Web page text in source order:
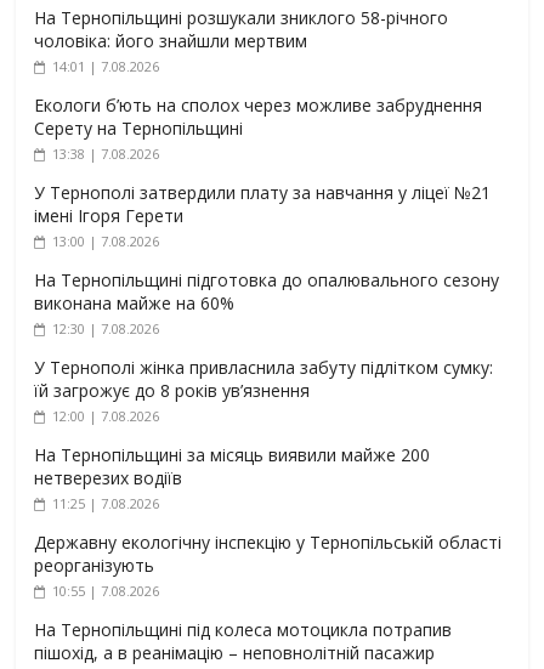
На Тернопільщині розшукали зниклого 58-річного
чоловіка: його знайшли мертвим
14:01 | 7.08.2026
Екологи б’ють на сполох через можливе забруднення
Серету на Тернопільщині
13:38 | 7.08.2026
У Тернополі затвердили плату за навчання у ліцеї №21
імені Ігоря Герети
13:00 | 7.08.2026
На Тернопільщині підготовка до опалювального сезону
виконана майже на 60%
12:30 | 7.08.2026
У Тернополі жінка привласнила забуту підлітком сумку:
їй загрожує до 8 років ув’язнення
12:00 | 7.08.2026
На Тернопільщині за місяць виявили майже 200
нетверезих водіїв
11:25 | 7.08.2026
Державну екологічну інспекцію у Тернопільській області
реорганізують
10:55 | 7.08.2026
На Тернопільщині під колеса мотоцикла потрапив
пішохід, а в реанімацію – неповнолітній пасажир